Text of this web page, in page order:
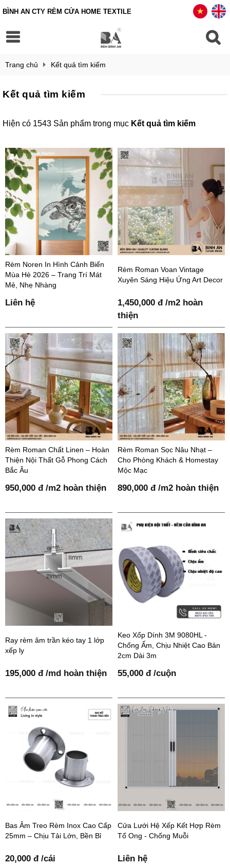
BÌNH AN CTY RÈM CỬA HOME TEXTILE
Trang chủ Kết quả tìm kiếm
Kết quả tìm kiếm
Hiện có 1543 Sản phẩm trong mục Kết quả tìm kiếm
Rèm Noren In Hình Cảnh Biển
Mùa Hè 2026 – Trang Trí Mát
Mẻ, Nhẹ Nhàng
Liên hệ
Rèm Roman Voan Vintage
Xuyên Sáng Hiệu Ứng Art Decor
1,450,000 đ /m2 hoàn
thiện
Rèm Roman Chất Linen – Hoàn
Thiện Nội Thất Gỗ Phong Cách
Bắc Âu
950,000 đ /m2 hoàn thiện
Rèm Roman Sọc Nâu Nhạt –
Cho Phòng Khách & Homestay
Mộc Mạc
890,000 đ /m2 hoàn thiện
Ray rèm âm trần kéo tay 1 lớp
xếp ly
195,000 đ /md hoàn thiện
Keo Xốp Dính 3M 9080HL -
Chống Ẩm, Chịu Nhiệt Cao Bản
2cm Dài 3m
55,000 đ /cuộn
Bas Âm Treo Rèm Inox Cao Cấp
25mm – Chịu Tải Lớn, Bền Bỉ
20,000 đ /cái
Cửa Lưới Hệ Xếp Kết Hợp Rèm
Tổ Ong - Chống Muỗi
Liên hệ